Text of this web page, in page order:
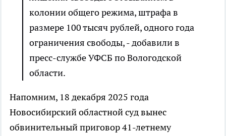
колонии общего режима, штрафа в
размере 100 тысяч рублей, одного года
ограничения свободы, - добавили в
пресс-службе УФСБ по Вологодской
области.
Напомним, 18 декабря 2025 года
Новосибирский областной суд вынес
обвинительный приговор 41-летнему